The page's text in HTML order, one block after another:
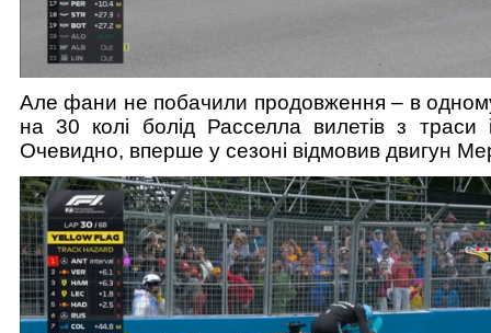
Але фани не побачили продовження – в
на 30 колі болід Расселла вилетів з траси
Очевидно, вперше у сезоні відмовив двигун